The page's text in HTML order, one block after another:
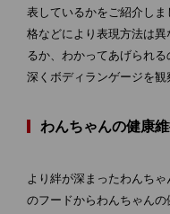
表しているかをご紹介し
格などにより表現方法は
るか、わかってあげられ
深くボディランゲージを観
わんちゃんの健康
より絆が深まったわんち
のフードからわんちゃんの